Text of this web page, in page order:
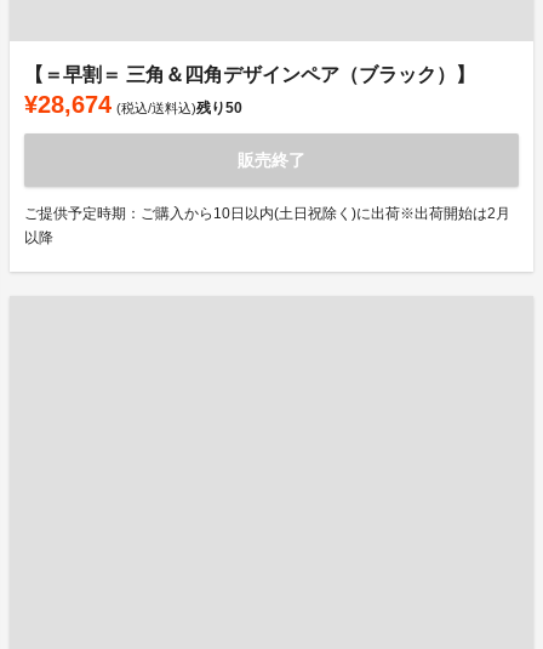
【＝早割＝ 三角＆四角デザインペア（ブラック）】
¥28,674 (税込/送料込)残り50
販売終了
ご提供予定時期：ご購入から10日以内(土日祝除く)に出荷※出荷開始は2月
以降